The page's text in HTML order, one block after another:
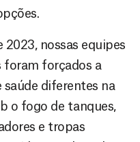
2023, nossas equipes
foram forçados a
saúde diferentes na
o fogo de tanques,
e tropas